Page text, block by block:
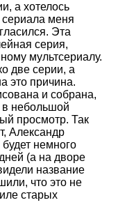
а хотелось
меня
Эта
серия,
мультсериалу.
две серии, а
это причина.
и собрана,
в небольшой
просмотр. Так
Александр
немного
(а на дворе
название
что это не
старых